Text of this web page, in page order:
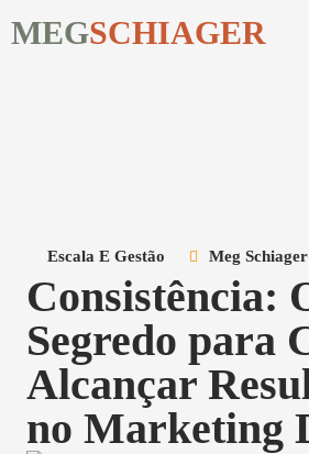
MEGSCHIAGER
Escala E Gestão Meg Schiager
Consistência:
Segredo para
Alcançar
no Marketing